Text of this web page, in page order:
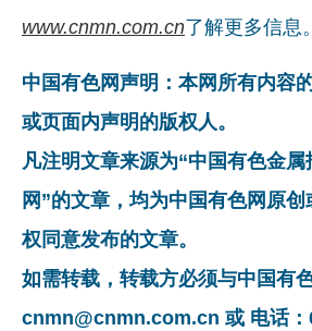
www.cnmn.com.cn了解更多信息。
中国有色网声明：本网所有内容
或页面内声明的版权人。
凡注明文章来源为“中国有色金
网”的文章，均为中国有色网原
权同意发布的文章。
如需转载，转载方必须与中国有
cnmn@cnmn.com.cn 或 电话：